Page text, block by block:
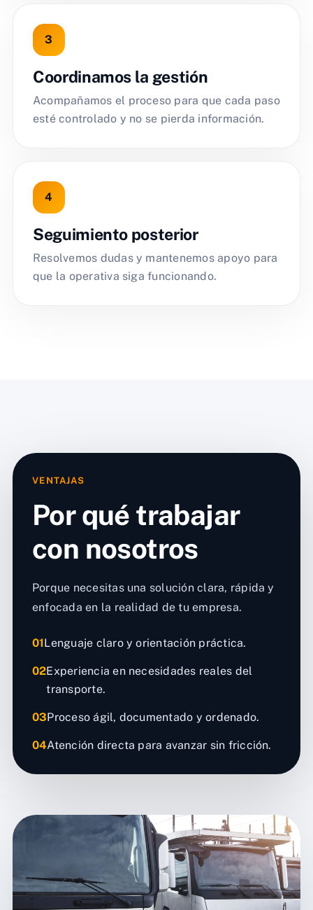
Coordinamos la gestión
Acompañamos el proceso para que cada paso
esté controlado y no se pierda información.
Seguimiento posterior
Resolvemos dudas y mantenemos apoyo para
que la operativa siga funcionando.
VENTAJAS
Por qué trabajar
con nosotros
Porque necesitas una solución clara, rápida y
enfocada en la realidad de tu empresa.
01Lenguaje claro y orientación práctica.
02Experiencia en necesidades reales del
transporte.
03Proceso ágil, documentado y ordenado.
04Atención directa para avanzar sin fricción.